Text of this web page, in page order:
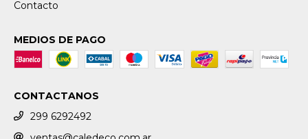
Contacto
MEDIOS DE PAGO
CONTACTANOS
299 6292492